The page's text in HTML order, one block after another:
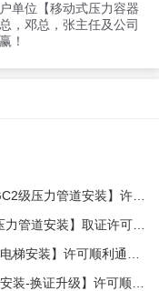
单位【移动式压力容器
，邓总，张主任及公司
！